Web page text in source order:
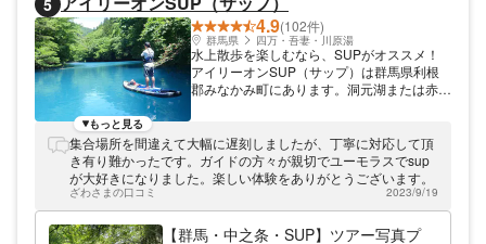
5
4.9(102件)
群馬県 四万・吾妻・川原湯
水上散歩を楽しむなら、SUPがオススメ！
アイリーオンSUP（サップ）は群馬県利根
郡みなかみ町にあります。洞元湖または赤谷
一人ひとり丁寧にレクチャーします。
もっと見る
集合場所を間違えて大幅に遅刻しましたが、丁寧に対応して頂
き有り難かったです。ガイドの方々が親切でユーモラスでsup
が大好きになりました。楽しい体験をありがとうございます。
ざわさまの口コミ 2023/9/19
【群馬・中之条・SUP】ツアー写真プ